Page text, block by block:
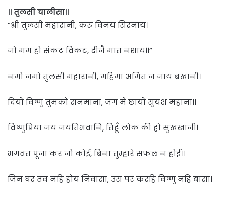
।। तुलसी चालीसा।।
”श्री तुलसी महारानी, करूं विनय सिरनाय।
जो मम हो संकट विकट, दीजै मात नशाय।।”
नमो नमो तुलसी महारानी, महिमा अमित न जाय बखानी।
दियो विष्णु तुमको सनमाना, जग में छायो सुयश महाना।।
विष्णुप्रिया जय जयतिभवानि, तिहूँ लोक की हो सुखखानी।
भगवत पूजा कर जो कोई, बिना तुम्हारे सफल न होई।।
जिन घर तव नहिं होय निवासा, उस पर करहिं विष्णु नहिं बासा।